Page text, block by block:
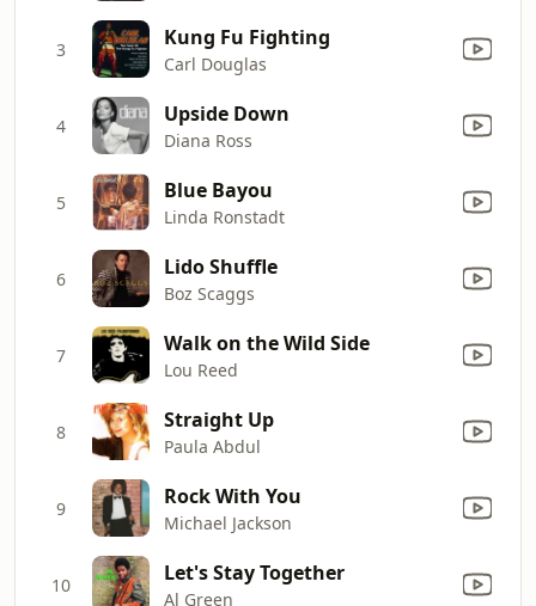
3 Kung Fu Fighting
Carl Douglas
4 Upside Down
Diana Ross
5 Blue Bayou
Linda Ronstadt
6 Lido Shuffle
Boz Scaggs
7 Walk on the Wild Side
Lou Reed
8 Straight Up
Paula Abdul
9 Rock With You
Michael Jackson
10 Let's Stay Together
Al Green